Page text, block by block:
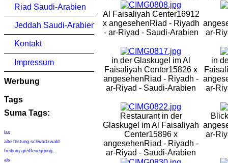
Riad Saudi-Arabien
Jeddah Saudi-Arabien
Kontakt
Impressum
Werbung
Tags
Suma Tags:
las
alte festung schwartzwald
freiburg greiffeneggring...
als
Al Faisaliyah Center16912
x angesehenRiad - Riyadh
- ar-Riyad - Saudi-Arabien
ar-
in der Glaskugel im Al
Faisaliyah Center15826 x
angesehenRiad - Riyadh -
ar-Riyad - Saudi-Arabien
in
ar-
Restaurant in der
Glaskugel im Al Faisaliyah
Center15896 x
angesehenRiad - Riyadh -
ar-Riyad - Saudi-Arabien
ar-